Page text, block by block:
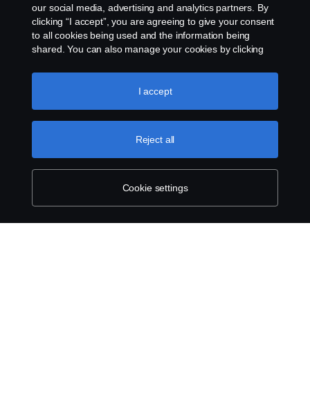
our social media, advertising and analytics partners. By
clicking “I accept”, you are agreeing to give your consent
to all cookies being used and the information being
shared. You can also manage your cookies by clicking
like to accept. For a more detailed explanation of how we
use cookies, please visit our cookies section, which you
Cookie settings
Reject all
I accept